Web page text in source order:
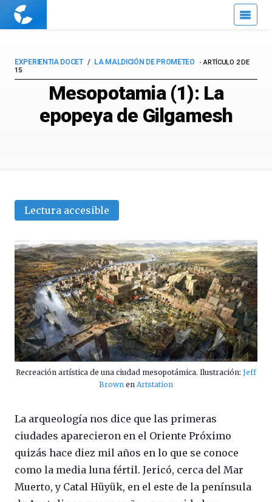
Cuaderno
Mesopotamia (1): La
epopeya de Gilgamesh
EXPERIENTIA DOCET LA MALDICIÓN DE PROMETEO
ARTÍCULO 2 DE
15
Lectura accesible
Recreación artística de una ciudad mesopotámica. Ilustración: Jeff
Brown en Artstation
La arqueología nos dice que las primeras
ciudades aparecieron en el Oriente Próximo
quizás hace diez mil años en lo que se conoce
como la media luna fértil. Jericó, cerca del Mar
Muerto, y Catal Hüyük, en el este de la península